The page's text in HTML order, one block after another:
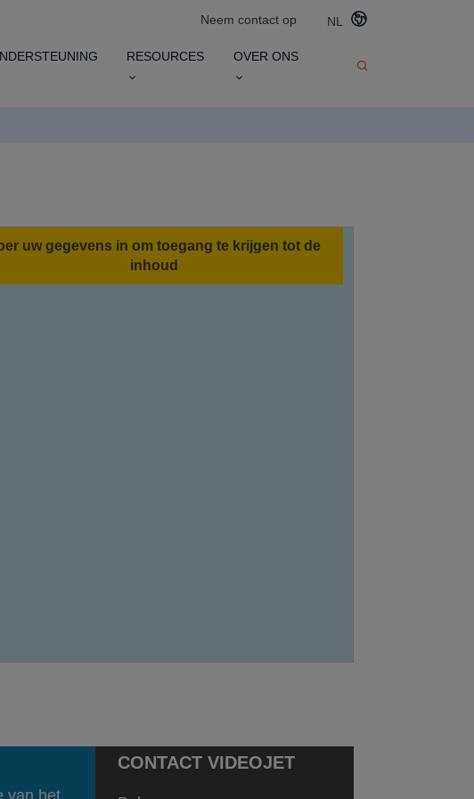
Neem contact op NL
RESOURCES OVER ONS
uw gegevens in om toegang te krijgen tot de
inhoud
van het
CONTACT VIDEOJET